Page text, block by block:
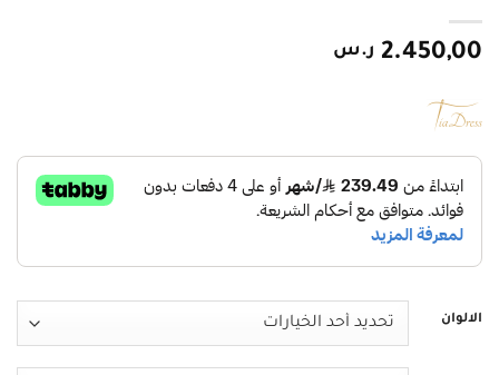
2.450,00 ر.س
الالوان